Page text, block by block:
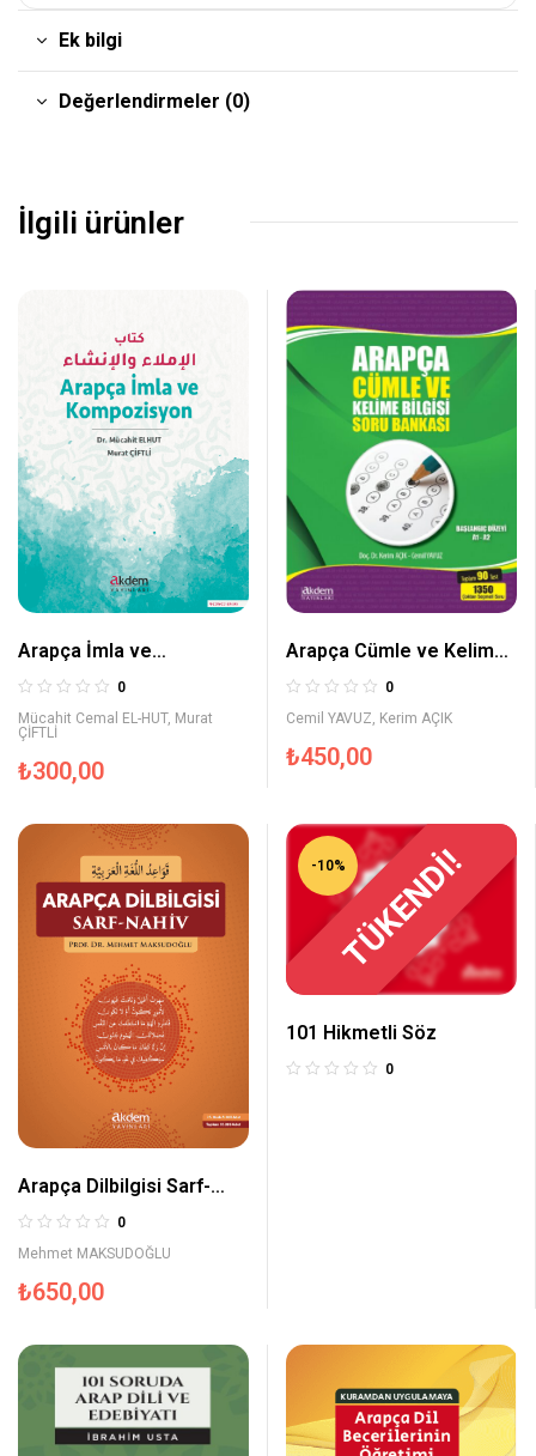
Ek bilgi
Değerlendirmeler (0)
İlgili ürünler
Arapça İmla ve
Kompozisyon
0
Mücahit Cemal EL-HUT, Murat
ÇİFTLİ
₺300,00
Arapça Cümle ve Kelime
Bilgisi Soru Bankası
0
Cemil YAVUZ, Kerim AÇIK
₺450,00
Arapça Dilbilgisi Sarf-
Nahiv
0
Mehmet MAKSUDOĞLU
₺650,00
-10%TÜKENDİ!
101 Hikmetli Söz
0